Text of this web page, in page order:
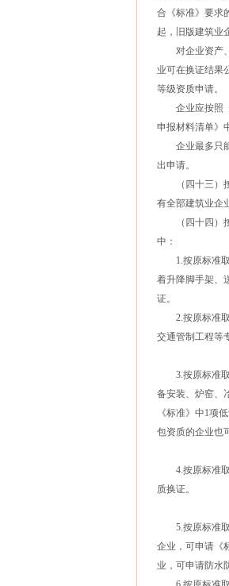
合《标准》要求
起，旧版建筑业
对企业资产、
业可在换证结果
等级资质申请。
企业应按照《
申报材料清单》
企业最多只能
出申请。
（四十三）按
有全部建筑业企
（四十四）按
中：
1.按原标准取
着升降脚手架、
证。
2.按原标准取
交通管制工程等
3.按原标准取
备安装、炉窑、
《标准》中1项
包资质的企业也
4.按原标准取
质换证。
5.按原标准取
企业，可申请《
业，可申请防水